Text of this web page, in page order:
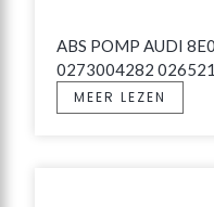
ABS POMP AUDI
0273004282
MEER LEZEN